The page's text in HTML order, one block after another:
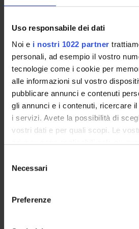
Uso responsabile dei dati
Noi e i nostri 1022 partner
personali, ad esempio il vostro
tecnologie come i cookie per
alle informazioni sul vostro
pubblicare annunci e contenuti
gli annunci e i contenuti, ricercare
i servizi. Avete la possibilità di
vostri dati e per quali scopi. Le
privacy sono applicabili solo su
modificare o revocare il proprio
momento dalla Dichiarazione sui
delNecessari
Preferenze
overcoming the classical diagnosis
with a new patient-centered clinical
specific analyzes, the individual
analyzed (personalized medicine).
DETTAGLI